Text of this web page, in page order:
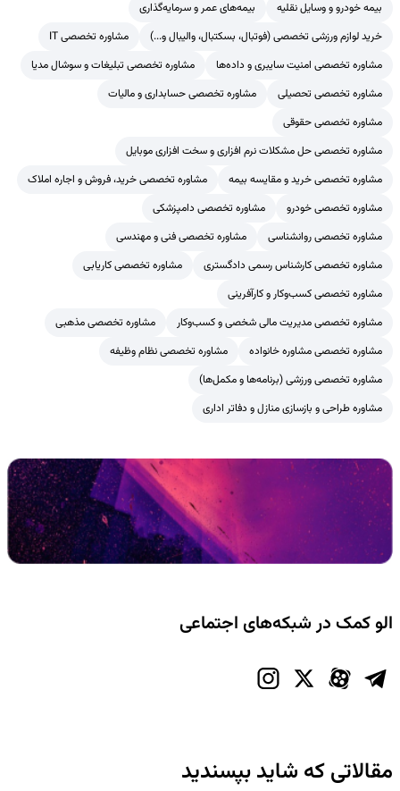
بیمه خودرو و وسایل نقلیه
بیمه‌های عمر و سرمایه‌گذاری
خرید لوازم ورزشی تخصصی (فوتبال، بسکتبال، والیبال و...)
مشاوره تخصصی IT
مشاوره تخصصی امنیت سایبری و داده‌ها
مشاوره تخصصی تبلیغات و سوشال مدیا
مشاوره تخصصی تحصیلی
مشاوره تخصصی حسابداری و مالیات
مشاوره تخصصی حقوقی
مشاوره تخصصی حل مشکلات نرم افزاری و سخت افزاری موبایل
مشاوره تخصصی خرید و مقایسه بیمه
مشاوره تخصصی خرید، فروش و اجاره املاک
مشاوره تخصصی خودرو
مشاوره تخصصی دامپزشکی
مشاوره تخصصی روانشناسی
مشاوره تخصصی فنی و مهندسی
مشاوره تخصصی کارشناس رسمی دادگستری
مشاوره تخصصی کاریابی
مشاوره تخصصی کسب‌وکار و کارآفرینی
مشاوره تخصصی مدیریت مالی شخصی و کسب‌وکار
مشاوره تخصصی مذهبی
مشاوره تخصصی مشاوره خانواده
مشاوره تخصصی نظام وظیفه
مشاوره تخصصی ورزشی (برنامه‌ها و مکمل‌ها)
مشاوره طراحی و بازسازی منازل و دفاتر اداری
الو کمک در شبکه‌های اجتماعی
مقالاتی که شاید بپسندید